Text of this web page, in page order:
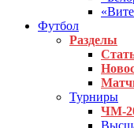
Футбол
Разделы
Турниры
ЧМ-